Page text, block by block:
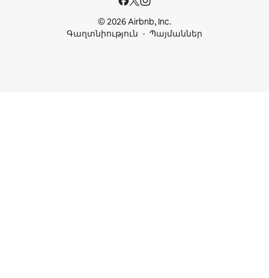
© 2026 Airbnb, Inc.
Գաղտնիություն
Պայմաններ